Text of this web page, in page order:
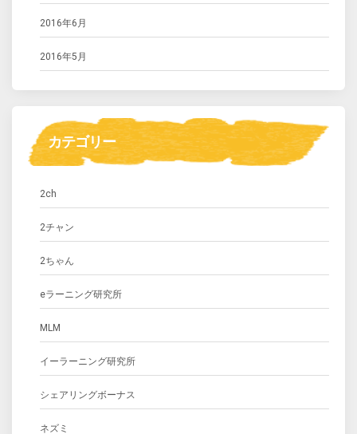
2016年6月
2016年5月
カテゴリー
2ch
2チャン
2ちゃん
eラーニング研究所
MLM
イーラーニング研究所
シェアリングボーナス
ネズミ